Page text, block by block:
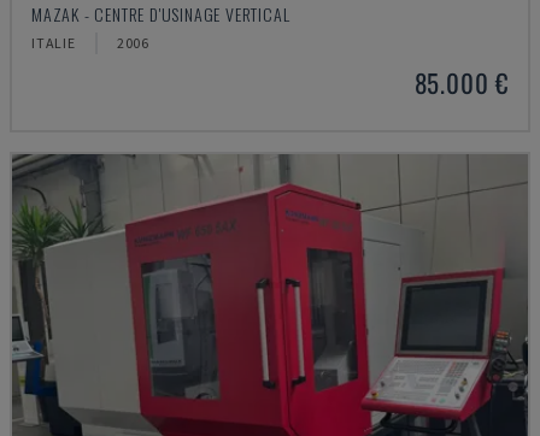
MAZAK - CENTRE D'USINAGE VERTICAL
ITALIE 2006
85.000 €